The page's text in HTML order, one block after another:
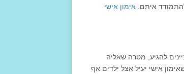
איתם. אימון אישי
להגיע, מטרה שאליה
אישי יעיל אצל ילדים אף